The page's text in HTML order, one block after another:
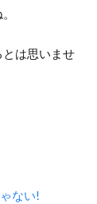
は思いませ
ない!